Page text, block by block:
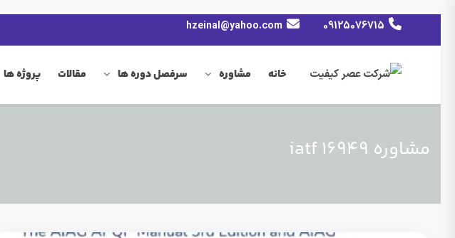
09125076715
hzeinal@yahoo.com
خانه مشاوره سرفصل دوره ها مقالات پروژه ها
مشاوره iatf 16949